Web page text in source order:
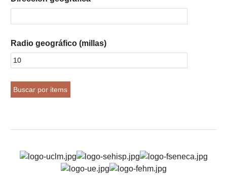
Radio geográfico (millas)